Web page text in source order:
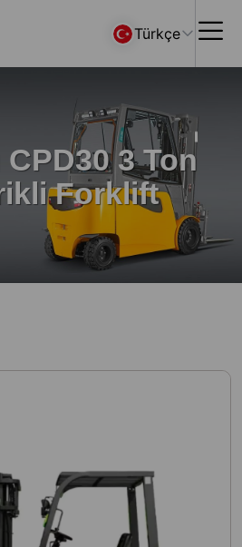
Türkçe
3 Ton
Forklift